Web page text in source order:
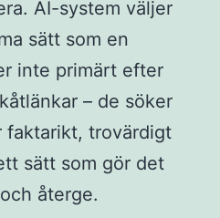
AI-system väljer
sätt som en
inte primärt efter
– de söker
faktarikt, trovärdigt
sätt som gör det
återge.